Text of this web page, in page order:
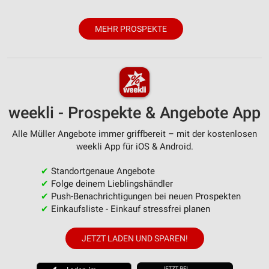
MEHR PROSPEKTE
weekli - Prospekte & Angebote App
Alle Müller Angebote immer griffbereit – mit der kostenlosen
weekli App für iOS & Android.
✔ Standortgenaue Angebote
✔ Folge deinem Lieblingshändler
✔ Push-Benachrichtigungen bei neuen Prospekten
✔ Einkaufsliste - Einkauf stressfrei planen
JETZT LADEN UND SPAREN!
Verwendung von Profilen zur Auswahl
personalisierter Werbung
Verwendung von Profilen zur Auswahl
Messung der Werbeleistung
Messung der Performance von Inhalten
Analyse von Zielgruppen durch Statistiken oder
Kombinationen von Daten aus verschiedenen
Quellen
Verwendung reduzierter Daten zur Auswahl von